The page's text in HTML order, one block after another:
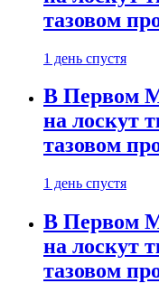
тазовом
1 день спустя
В Первом
на лоскут
тазовом
1 день спустя
В Первом
на лоскут
тазовом